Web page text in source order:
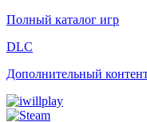
Полный каталог игр
DLC
Дополнительный